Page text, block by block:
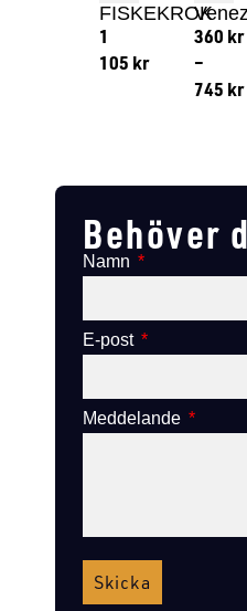
FISKEKROK
1
105 kr
360 kr
–
745 kr
Behöver
Namn
E-post
Meddelande
Skicka